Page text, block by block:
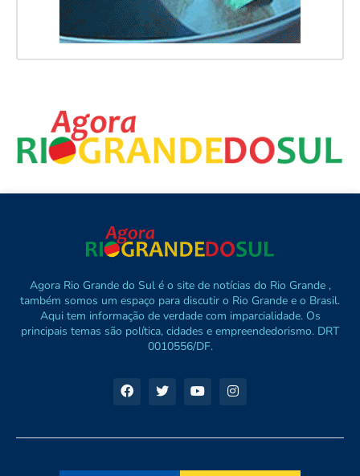
Agora Rio Grande do Sul é o site de notícias do Rio Grande ,
também somos um espaço para discutir o Rio Grande e o Brasil.
Aqui tem informação de verdade com imparcialidade. Os
principais temas são política, cidades e empreendedorismo. DRT
0010556/DF.